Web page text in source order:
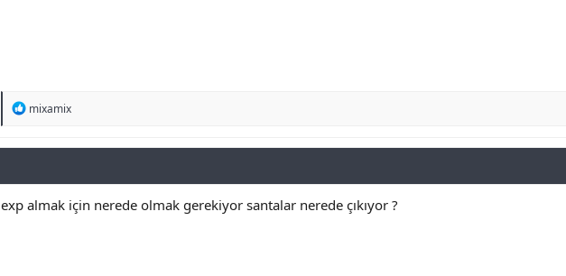
R
c
n
mixamix
exp almak için nerede olmak gerekiyor santalar nerede çıkıyor ?